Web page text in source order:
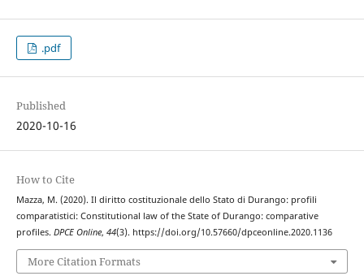
.pdf
Published
2020-10-16
How to Cite
Mazza, M. (2020). Il diritto costituzionale dello Stato di Durango: profili
comparatistici: Constitutional law of the State of Durango: comparative
profiles. DPCE Online, 44(3). https://doi.org/10.57660/dpceonline.2020.1136
More Citation Formats